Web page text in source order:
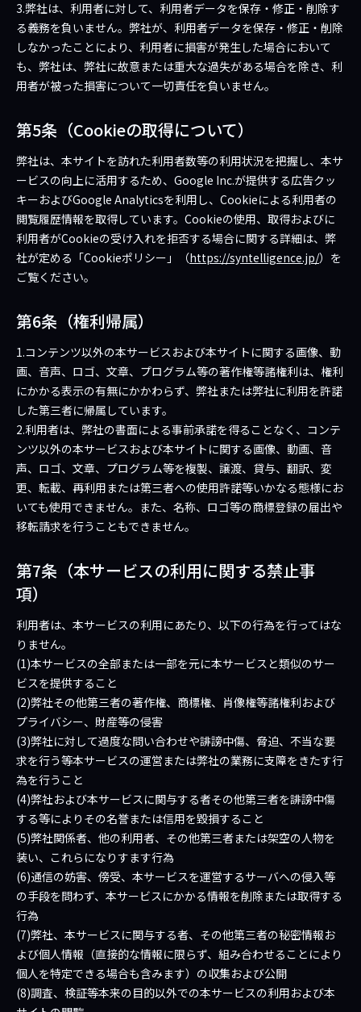
3.弊社は、利用者に対して、利用者データを保存・修正・削除す
る義務を負いません。弊社が、利用者データを保存・修正・削除
しなかったことにより、利用者に損害が発生した場合において
も、弊社は、弊社に故意または重大な過失がある場合を除き、利
用者が被った損害について一切責任を負いません。
第5条（Cookieの取得について）
弊社は、本サイトを訪れた利用者数等の利用状況を把握し、本サ
ービスの向上に活用するため、Google Inc.が提供する広告クッ
キーおよびGoogle Analyticsを利用し、Cookieによる利用者の
閲覧履歴情報を取得しています。Cookieの使用、取得およびに
利用者がCookieの受け入れを拒否する場合に関する詳細は、弊
社が定める「Cookieポリシー」（https://syntelligence.jp/）を
ご覧ください。
第6条（権利帰属）
1.コンテンツ以外の本サービスおよび本サイトに関する画像、動
画、音声、ロゴ、文章、プログラム等の著作権等諸権利は、権利
にかかる表示の有無にかかわらず、弊社または弊社に利用を許諾
した第三者に帰属しています。
2.利用者は、弊社の書面による事前承諾を得ることなく、コンテ
ンツ以外の本サービスおよび本サイトに関する画像、動画、音
声、ロゴ、文章、プログラム等を複製、譲渡、貸与、翻訳、変
更、転載、再利用または第三者への使用許諾等いかなる態様にお
いても使用できません。また、名称、ロゴ等の商標登録の届出や
移転請求を行うこともできません。
第7条（本サービスの利用に関する禁止事
項）
利用者は、本サービスの利用にあたり、以下の行為を行ってはな
りません。
(1)本サービスの全部または一部を元に本サービスと類似のサー
ビスを提供すること
(2)弊社その他第三者の著作権、商標権、肖像権等諸権利および
プライバシー、財産等の侵害
(3)弊社に対して過度な問い合わせや誹謗中傷、脅迫、不当な要
求を行う等本サービスの運営または弊社の業務に支障をきたす行
為を行うこと
(4)弊社および本サービスに関与する者その他第三者を誹謗中傷
する等によりその名誉または信用を毀損すること
(5)弊社関係者、他の利用者、その他第三者または架空の人物を
装い、これらになりすます行為
(6)通信の妨害、傍受、本サービスを運営するサーバへの侵入等
の手段を問わず、本サービスにかかる情報を削除または取得する
行為
(7)弊社、本サービスに関与する者、その他第三者の秘密情報お
よび個人情報（直接的な情報に限らず、組み合わせることにより
個人を特定できる場合も含みます）の収集および公開
(8)調査、検証等本来の目的以外での本サービスの利用および本